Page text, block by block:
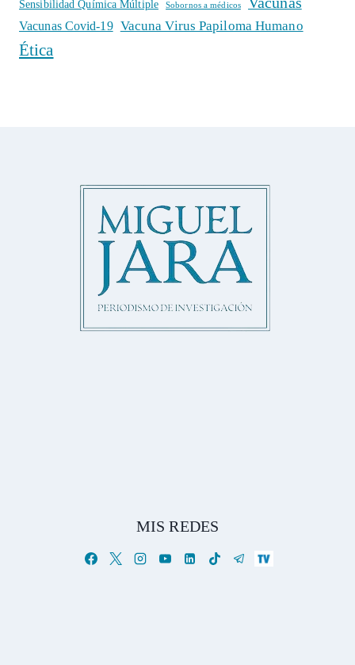
Sensibilidad Química Múltiple Sobornos a médicos
Vacunas Covid-19 Vacuna Virus Papiloma Humano
Ética
MIS REDES